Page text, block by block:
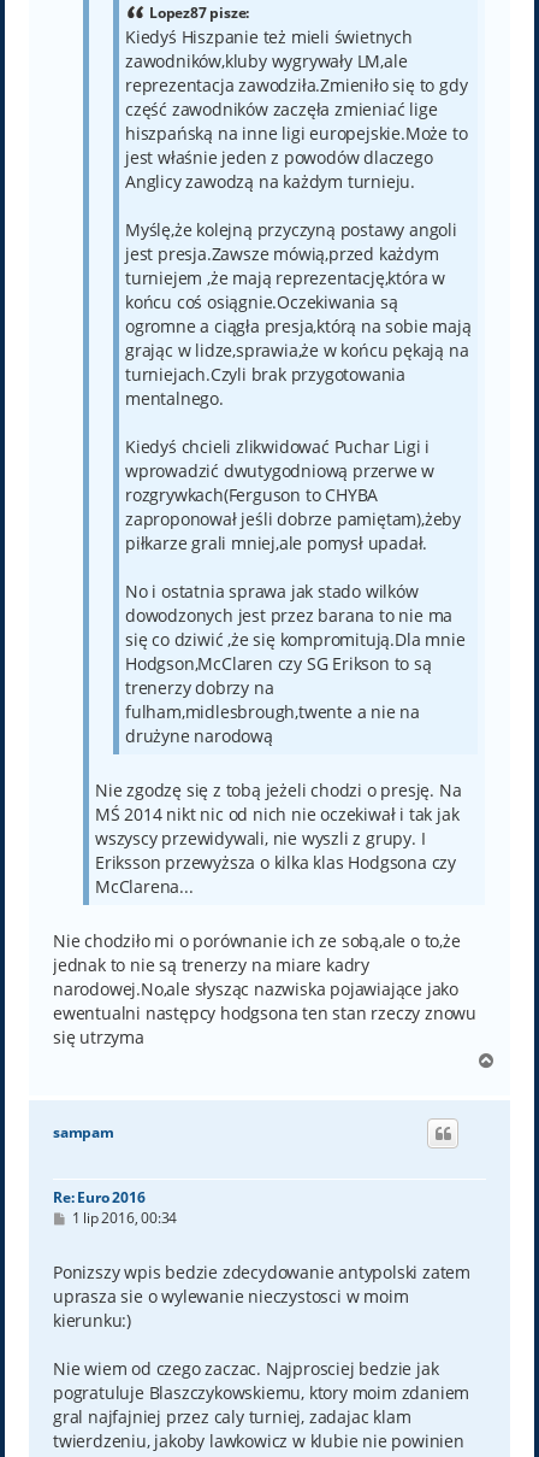
Lopez87 pisze:
Kiedyś Hiszpanie też mieli świetnych
zawodników,kluby wygrywały LM,ale
reprezentacja zawodziła.Zmieniło się to gdy
część zawodników zaczęła zmieniać lige
hiszpańską na inne ligi europejskie.Może to
jest właśnie jeden z powodów dlaczego
Anglicy zawodzą na każdym turnieju.
Myślę,że kolejną przyczyną postawy angoli
jest presja.Zawsze mówią,przed każdym
turniejem ,że mają reprezentację,która w
końcu coś osiągnie.Oczekiwania są
ogromne a ciągła presja,którą na sobie mają
grając w lidze,sprawia,że w końcu pękają na
turniejach.Czyli brak przygotowania
mentalnego.
Kiedyś chcieli zlikwidować Puchar Ligi i
wprowadzić dwutygodniową przerwe w
rozgrywkach(Ferguson to CHYBA
zaproponował jeśli dobrze pamiętam),żeby
piłkarze grali mniej,ale pomysł upadał.
No i ostatnia sprawa jak stado wilków
dowodzonych jest przez barana to nie ma
się co dziwić ,że się kompromitują.Dla mnie
Hodgson,McClaren czy SG Erikson to są
trenerzy dobrzy na
fulham,midlesbrough,twente a nie na
drużyne narodową
Nie zgodzę się z tobą jeżeli chodzi o presję. Na
MŚ 2014 nikt nic od nich nie oczekiwał i tak jak
wszyscy przewidywali, nie wyszli z grupy. I
Eriksson przewyższa o kilka klas Hodgsona czy
McClarena...
Nie chodziło mi o porównanie ich ze sobą,ale o to,że
jednak to nie są trenerzy na miare kadry
narodowej.No,ale słysząc nazwiska pojawiające jako
ewentualni następcy hodgsona ten stan rzeczy znowu
się utrzyma
g
sampam
Re: Euro 2016
P
t
1 lip 2016, 00:34
Ponizszy wpis bedzie zdecydowanie antypolski zatem
uprasza sie o wylewanie nieczystosci w moim
kierunku:)
Nie wiem od czego zaczac. Najprosciej bedzie jak
pogratuluje Blaszczykowskiemu, ktory moim zdaniem
gral najfajniej przez caly turniej, zadajac klam
twierdzeniu, jakoby lawkowicz w klubie nie powinien